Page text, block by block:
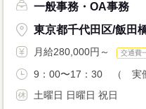
一般事務・OA事務
東京都千代田区/飯田
月給280,000円～ 交通費
9：00〜17：30 （ 実働
土曜日 日曜日 祝日